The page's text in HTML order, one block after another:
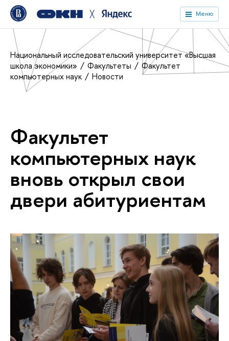
╳ Меню
Национальный исследовательский университет «Высшая
школа экономики»
Факультеты
Факультет
компьютерных наук
Новости
Факультет
компьютерных наук
вновь открыл свои
двери абитуриентам